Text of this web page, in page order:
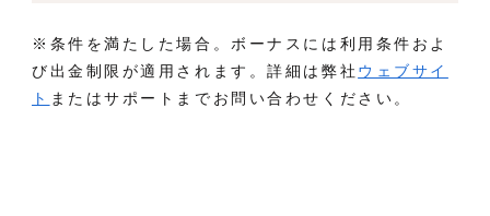
※条件を満たした場合。ボーナスには利用条件およ
び出金制限が適用されます。詳細は弊社 ウェブサイ
ト またはサポートまでお問い合わせください。